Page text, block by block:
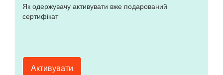
Як одержувачу активувати вже подарований
сертифікат
Активувати